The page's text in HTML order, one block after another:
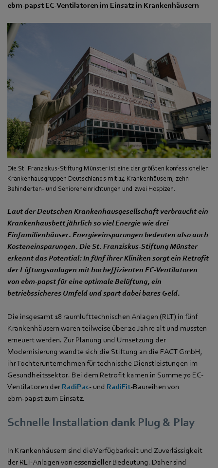
ebm‑papst EC-Ventilatoren im Einsatz in Krankenhäusern
Die St. Franziskus-Stiftung Münster ist eine der größten konfessionellen
Krankenhausgruppen Deutschlands mit 14 Krankenhäusern, zehn
Behinderten- und Senioreneinrichtungen und zwei Hospizen.
Laut der Deutschen Krankenhausgesellschaft verbraucht ein
Krankenhausbett jährlich so viel Energie wie drei
Einfamilienhäuser. Energieeinsparungen bedeuten also auch
Kosteneinsparungen. Die St. Franziskus-Stiftung Münster
erkennt das Potential: In fünf ihrer Kliniken sorgt ein Retrofit
der Lüftungsanlagen mit hocheffizienten EC-Ventilatoren
von ebm‑papst für eine optimale Belüftung, ein
betriebssicheres Umfeld und spart dabei bares Geld.
Die insgesamt 18 raumlufttechnischen Anlagen (RLT) in fünf
Krankenhäusern waren teilweise über 20 Jahre alt und mussten
erneuert werden. Zur Planung und Umsetzung der
Modernisierung wandte sich die Stiftung an die FACT GmbH,
ihr Tochterunternehmen für technische Dienstleistungen im
Gesundheitssektor. Bei dem Retrofit kamen in Summe 70 EC-
Ventilatoren der RadiPac- und RadiFit-Baureihen von
ebm‑papst zum Einsatz.
Schnelle Installation dank Plug & Play
In Krankenhäusern sind die Verfügbarkeit und Zuverlässigkeit
der RLT-Anlagen von essenzieller Bedeutung. Daher sind